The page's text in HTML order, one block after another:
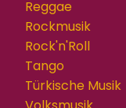
Reggae
Rockmusik
Rock'n'Roll
Tango
Türkische Musik